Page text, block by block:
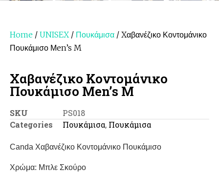
Home / UNISEX/ Πουκάμισα / Xαβανέζικο Κοντομάνικο
Πουκάμισο Μen’s M
Xαβανέζικο Κοντομάνικο
Πουκάμισο Μen’s M
SKU
PS018
Categories
Πουκάμισα, Πουκάμισα
Canda Xαβανέζικο Κοντομάνικο Πουκάμισο
Χρώμα: Μπλε Σκούρο